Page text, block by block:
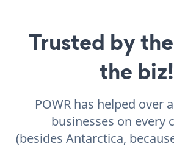
Trusted by
the biz!
POWR has helped over
businesses on every
(besides Antarctica,